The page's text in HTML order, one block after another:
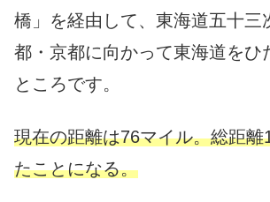
橋」を経由して、東海道五十三
都・京都に向かって東海道をひ
ところです。
現在の距離は76マイル。総距離
たことになる。